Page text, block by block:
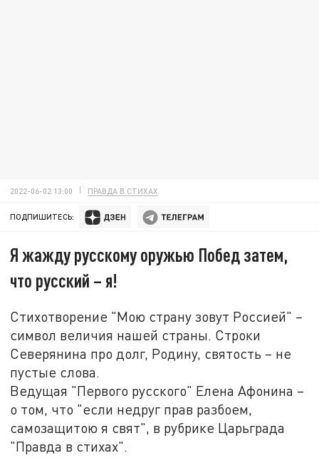
2022-06-02 13:00 ПРАВДА В СТИХАХ
ПОДПИШИТЕСЬ:
Я жажду русскому оружью Побед затем,
что русский – я!
Стихотворение "Мою страну зовут Россией" –
символ величия нашей страны. Строки
Северянина про долг, Родину, святость – не
пустые слова.
Ведущая "Первого русского" Елена Афонина –
о том, что "если недруг прав разбоем,
самозащитою я свят", в рубрике Царьграда
"Правда в стихах".